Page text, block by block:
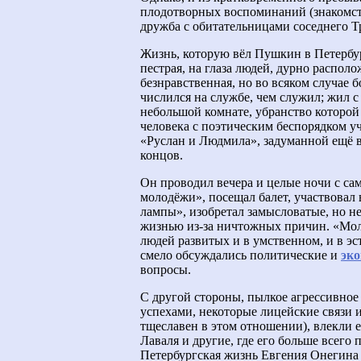
плодотворных воспоминаний
дружба с обитательницами соседнего
Жизнь, которую вёл Пушкин в
пестрая, на глаза людей, дурно
безнравственная, но во всяком случае
числился на службе, чем служил; жил
небольшой комнате, убранство
человека с поэтическим беспорядком
«Руслан и Людмила», задуманной ещё
концов.
Он проводил вечера и целые ночи с
молодёжи», посещал балет,
лампы», изобретал замысловатые, но
жизнью из-за ничтожных причин.
людей развитых и в умственном, и в
смело обсуждались политические и
вопросы.
С другой стороны, пылкое
успехами, некоторые лицейские
тщеславен в этом отношении), влекли
Лаваля и другие, где его больше
Петербургская жизнь Евгения